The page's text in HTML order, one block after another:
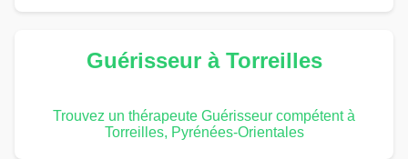
Guérisseur à Torreilles
Trouvez un thérapeute Guérisseur compétent à
Torreilles, Pyrénées-Orientales